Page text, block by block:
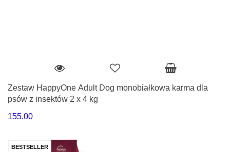
Zestaw HappyOne Adult Dog monobiałkowa karma dla
psów z insektów 2 x 4 kg
155.00
BESTSELLER